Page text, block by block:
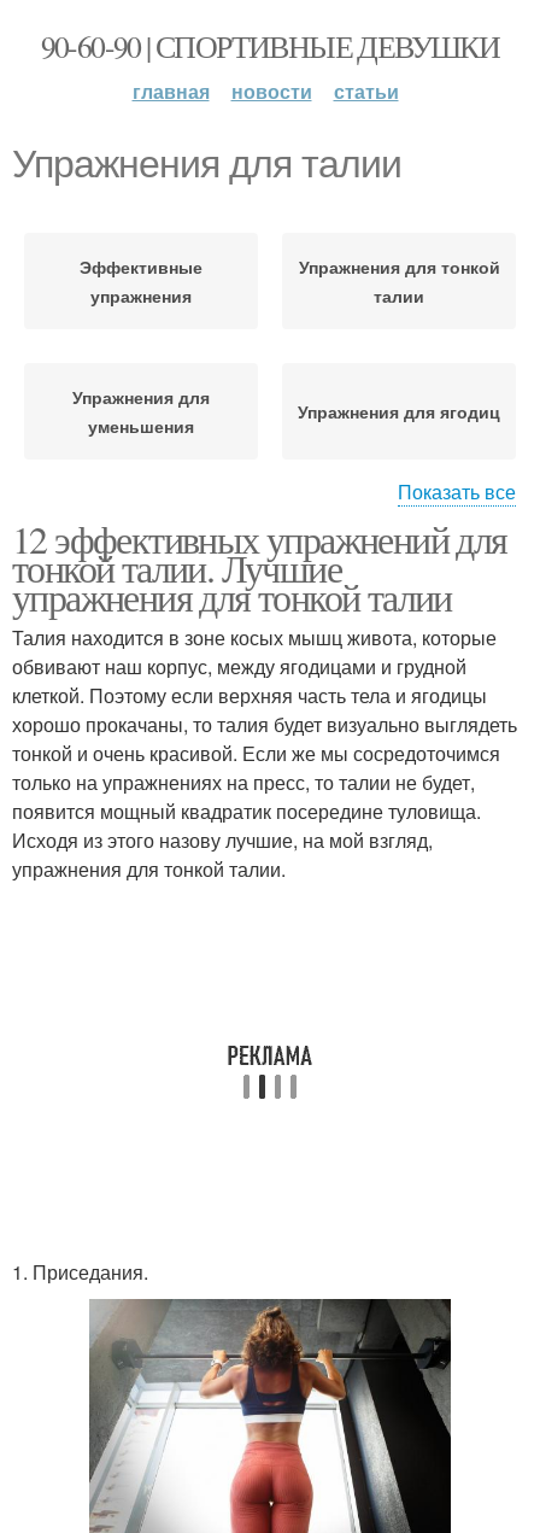
90-60-90 | СПОРТИВНЫЕ ДЕВУШКИ
главная новости статьи
Упражнения для талии
Эффективные
упражнения
Упражнения для тонкой
талии
Упражнения для
уменьшения
Упражнения для ягодиц
Простые упражнения Тонкая талия
Физические упражнения
Упражнения для
похудения
Талия без упражнений Путь к тонкой талии
Показать все
12 эффективных упражнений для
тонкой талии. Лучшие
упражнения для тонкой талии
Талия находится в зоне косых мышц живота, которые
обвивают наш корпус, между ягодицами и грудной
клеткой. Поэтому если верхняя часть тела и ягодицы
хорошо прокачаны, то талия будет визуально выглядеть
тонкой и очень красивой. Если же мы сосредоточимся
только на упражнениях на пресс, то талии не будет,
появится мощный квадратик посередине туловища.
Исходя из этого назову лучшие, на мой взгляд,
упражнения для тонкой талии.
1. Приседания.